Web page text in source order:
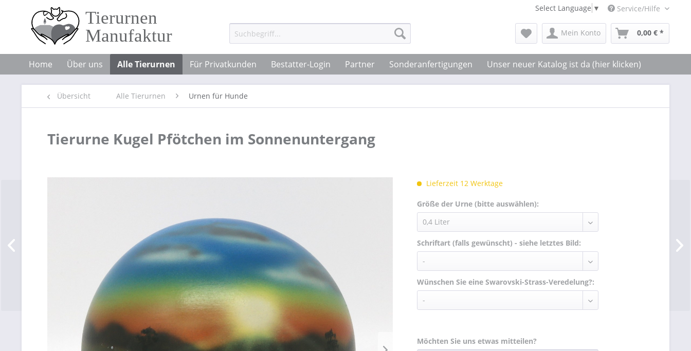
Service/Hilfe
Select Language ▼
Mein Konto 0,00 € *
Home Über uns Alle Tierurnen Für Privatkunden Bestatter-Login Partner Sonderanfertigungen Unser neuer Katalog ist da (hier klicken)
Übersicht Alle Tierurnen Urnen für Hunde
Tierurne Kugel Pfötchen im Sonnenuntergang
Lieferzeit 12 Werktage
Größe der Urne (bitte auswählen):
Schriftart (falls gewünscht) - siehe letztes Bild:
Wünschen Sie eine Swarovski-Strass-Veredelung?:
Möchten Sie uns etwas mitteilen?